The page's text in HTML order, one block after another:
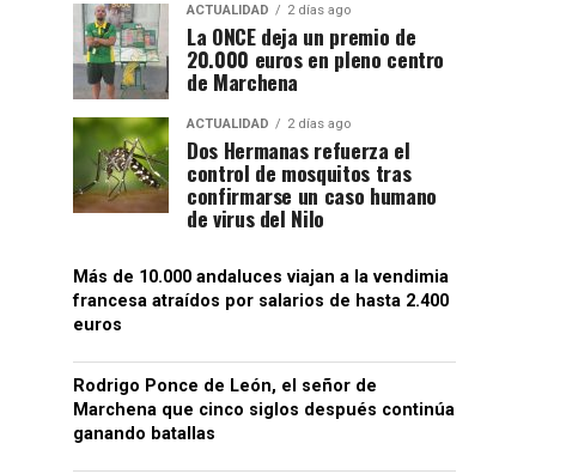
ACTUALIDAD 2 días ago
La ONCE deja un premio de
20.000 euros en pleno centro
de Marchena
ACTUALIDAD 2 días ago
Dos Hermanas refuerza el
control de mosquitos tras
confirmarse un caso humano
de virus del Nilo
Más de 10.000 andaluces viajan a la vendimia
francesa atraídos por salarios de hasta 2.400
euros
Rodrigo Ponce de León, el señor de
Marchena que cinco siglos después continúa
ganando batallas